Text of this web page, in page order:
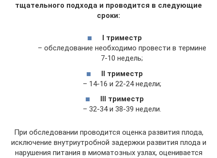
тщательного подхода и проводится в следующие
сроки:
І триместр
– обследование необходимо провести в термине
7-10 недель;
ІІ триместр
– 14-16 и 22-24 недели;
ІІІ триместр
– 32-34 и 38-39 недели.
При обследовании проводится оценка развития плода,
исключение внутриутробной задержки развития плода и
нарушения питания в миоматозных узлах, оценивается